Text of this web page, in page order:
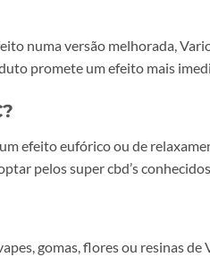
numa versão melhorada,
promete um efeito mais
efeito eufórico ou de
pelos super cbd’s
gomas, flores ou resinas